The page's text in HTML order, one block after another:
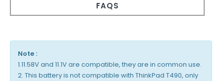
FAQS
Note :
1.11.58V and 11.1V are compatible, they are in common use.
2. This battery is not compatible with ThinkPad T490, only